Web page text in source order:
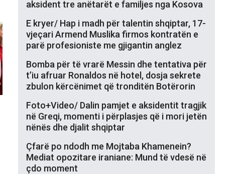
aksident tre anëtarët e familjes nga Kosova
E kryer/ Hap i madh për talentin shqiptar, 17-
vjeçari Armend Muslika firmos kontratën e
parë profesioniste me gjigantin anglez
Bomba për të vrarë Messin dhe tentativa për
t’iu afruar Ronaldos në hotel, dosja sekrete
zbulon kërcënimet që tronditën Botërorin
Foto+Video/ Dalin pamjet e aksidentit tragjik
në Greqi, momenti i përplasjes që i mori jetën
nënës dhe djalit shqiptar
Çfarë po ndodh me Mojtaba Khamenein?
Mediat opozitare iraniane: Mund të vdesë në
çdo moment